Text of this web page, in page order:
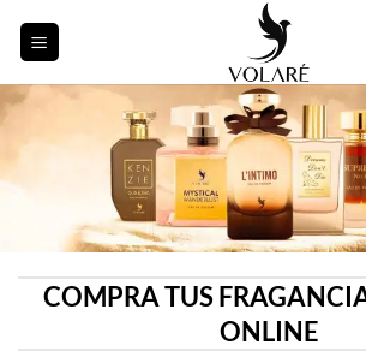
COMPRA TUS
ONLINE